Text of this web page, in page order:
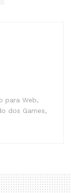
para Web,
dos Games,